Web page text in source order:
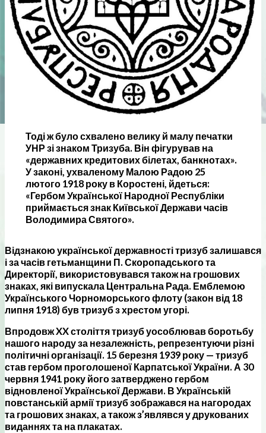
Тоді ж було схвалено велику й малу печатки
УНР зі знаком Тризуба. Він фігурував на
«державних кредитових білетах, банкнотах».
У законі, ухваленому Малою Радою 25
лютого 1918 року в Коростені, йдеться:
«Гербом Української Народної Республіки
приймається знак Київської Держави часів
Володимира Святого».
Відзнакою української державності тризуб залишався
і за часів гетьманщини П. Скоропадського та
Директорії, використовувався також на грошових
знаках, які випускала Центральна Рада. Емблемою
Українського Чорноморського флоту (закон від 18
липня 1918) був тризуб з хрестом угорі.
Впродовж XX століття тризуб уособлював боротьбу
нашого народу за незалежність, репрезентуючи різні
політичні організації. 15 березня 1939 року — тризуб
став гербом проголошеної Карпатської України. А 30
червня 1941 року його затверджено гербом
відновленої Української Держави. В Українській
повстанській армії тризуб зображався на нагородах
та грошових знаках, а також з’являвся у друкованих
виданнях та на плакатах.